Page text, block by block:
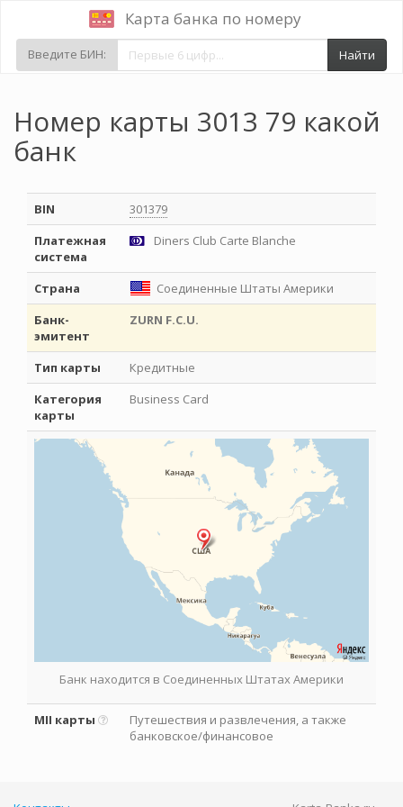
Карта банка по номеру
Введите БИН: Найти
Номер карты 3013 79 какой
банк
BIN
301379
Платежная
система
Diners Club Carte Blanche
Страна
Соединенные Штаты Америки
Банк-
эмитент
ZURN F.C.U.
Тип карты
Кредитные
Категория
карты
Business Card
Банк находится в Соединенных Штатах Америки
MII карты
Путешествия и развлечения, а также
банковское/финансовое